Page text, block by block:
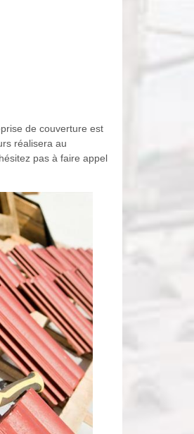
de couverture est
réalisera au
pas à faire appel